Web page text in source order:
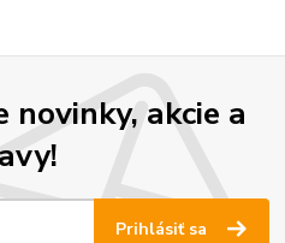
novinky, akcie a
Prihlásiť sa